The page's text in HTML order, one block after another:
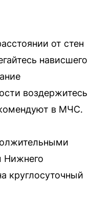
от стен
нависшего
воздержитесь
в МЧС.
Нижнего
круглосуточный